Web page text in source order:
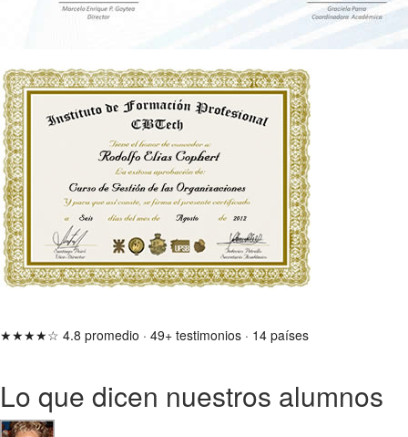
★★★★☆ 4.8 promedio · 49+ testimonios · 14 países
Lo que dicen nuestros alumnos